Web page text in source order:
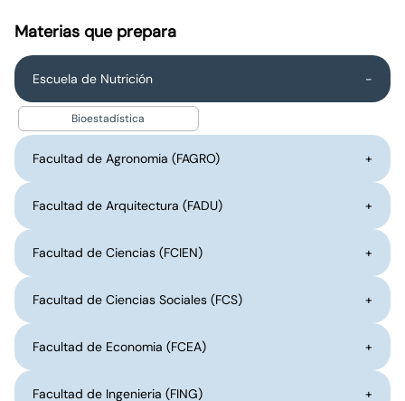
Materias que prepara
Escuela de Nutrición -
Bioestadística
Facultad de Agronomia (FAGRO) +
Facultad de Arquitectura (FADU) +
Facultad de Ciencias (FCIEN) +
Facultad de Ciencias Sociales (FCS) +
Facultad de Economia (FCEA) +
Facultad de Ingenieria (FING) +